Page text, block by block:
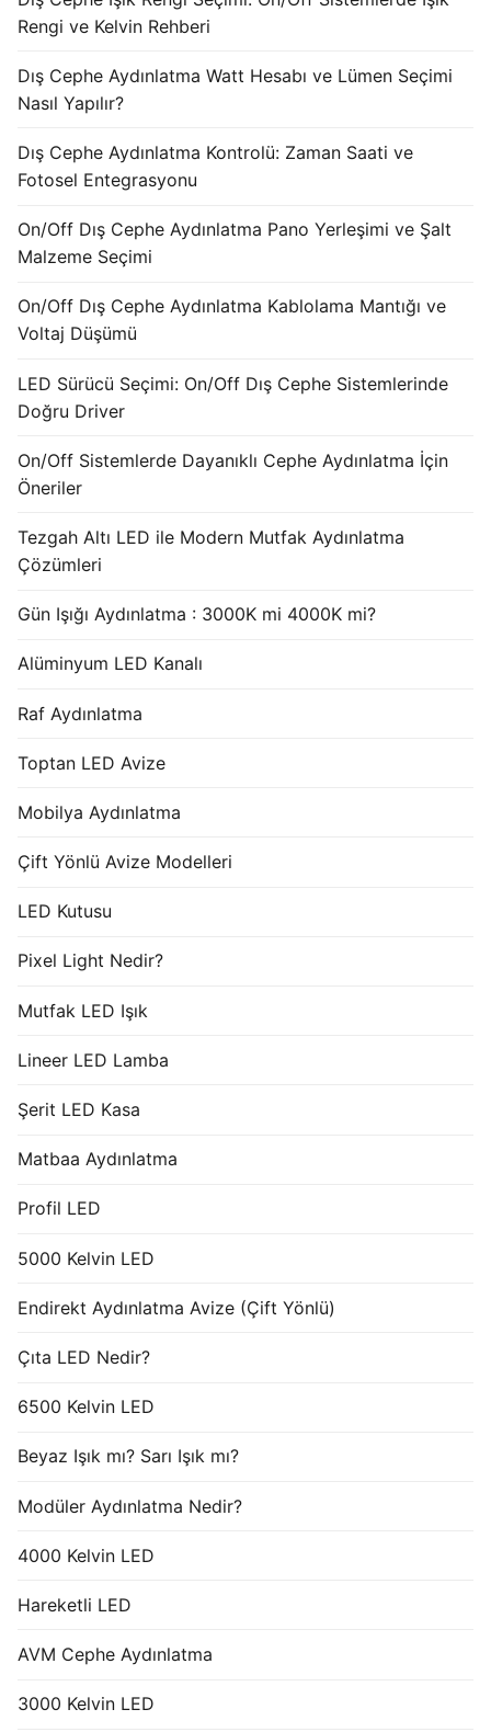
English
Arabic
Rengi ve Kelvin Rehberi
Dış Cephe Aydınlatma Watt Hesabı ve Lümen Seçimi
Nasıl Yapılır?
Dış Cephe Aydınlatma Kontrolü: Zaman Saati ve
Fotosel Entegrasyonu
On/Off Dış Cephe Aydınlatma Pano Yerleşimi ve Şalt
Malzeme Seçimi
On/Off Dış Cephe Aydınlatma Kablolama Mantığı ve
Voltaj Düşümü
LED Sürücü Seçimi: On/Off Dış Cephe Sistemlerinde
Doğru Driver
On/Off Sistemlerde Dayanıklı Cephe Aydınlatma İçin
Öneriler
Tezgah Altı LED ile Modern Mutfak Aydınlatma
Çözümleri
Gün Işığı Aydınlatma : 3000K mi 4000K mi?
Alüminyum LED Kanalı
Raf Aydınlatma
Toptan LED Avize
Mobilya Aydınlatma
Çift Yönlü Avize Modelleri
LED Kutusu
Pixel Light Nedir?
Mutfak LED Işık
Lineer LED Lamba
Şerit LED Kasa
Matbaa Aydınlatma
Profil LED
5000 Kelvin LED
Endirekt Aydınlatma Avize (Çift Yönlü)
Çıta LED Nedir?
6500 Kelvin LED
Beyaz Işık mı? Sarı Işık mı?
Modüler Aydınlatma Nedir?
4000 Kelvin LED
Hareketli LED
AVM Cephe Aydınlatma
3000 Kelvin LED